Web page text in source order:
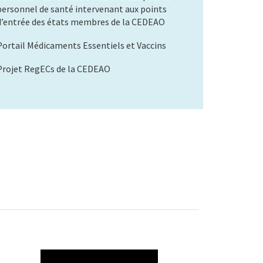
de santé intervenant aux points
des états membres de la CEDEAO
Médicaments Essentiels et Vaccins
RegECs de la CEDEAO